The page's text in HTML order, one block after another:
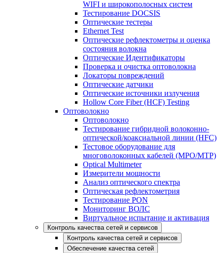
WIFI и широкополосных систем
Тестирование DOCSIS
Оптические тестеры
Ethernet Test
Оптические рефлектометры и оценка
состояния волокна
Оптические Идентификаторы
Проверка и очистка оптоволокна
Локаторы повреждений
Оптические датчики
Оптические источники излучения
Hollow Core Fiber (HCF) Testing
Оптоволокно
Оптоволокно
Тестирование гибридной волоконно-
оптической/коаксиальной линии (HFC)
Тестовое оборудование для
многоволоконных кабелей (MPO/MTP)
Optical Multimeter
Измерители мощности
Анализ оптического спектра
Оптическая рефлектометрия
Тестирование PON
Мониторинг ВОЛС
Виртуальное испытание и активация
Контроль качества сетей и сервисов
Контроль качества сетей и сервисов
Обеспечение качества сетей